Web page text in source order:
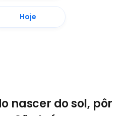
Hoje
nascer do sol, pôr